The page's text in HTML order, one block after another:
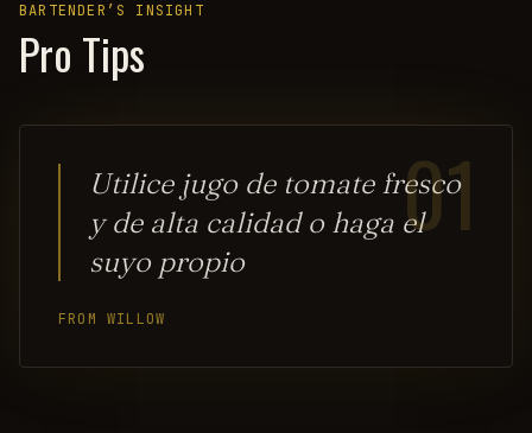
BARTENDER’S INSIGHT
Pro Tips
01
Utilice jugo de tomate fresco
y de alta calidad o haga el
suyo propio
FROM WILLOW